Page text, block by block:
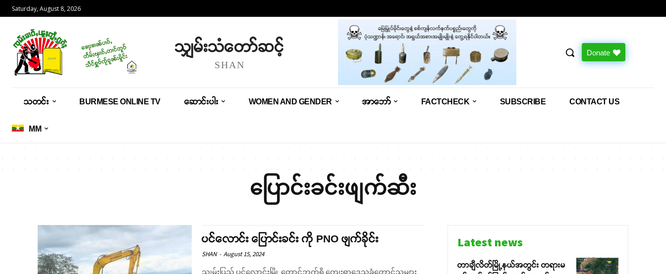
Saturday, August 8, 2026
သျှမ်းသံတော်ဆင့်
SHAN
Donate
သတင်း BURMESE ONLINE TV ဆောင်းပါး WOMEN AND GENDER အာဘော် FACTCHECK SUBSCRIBE CONTACT US
MM
ပြောင်းခင်းဖျက်ဆီး
ပင်လောင်း ပြောင်းခင်း ကို PNO ဖျက်ခိုင်း
SHAN - August 15, 2024
သျှမ်းပြည် ပင်လောင်းမြို့ တောင်ဘက်ရှိ ကျေးရွာဒေသခံတောင်သူများ
Latest news
တာချီလိတ်မြို့နယ်အတွင်း တရားမ